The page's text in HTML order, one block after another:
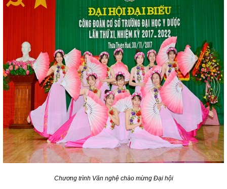
Chương trình Văn nghệ chào mừng Đại hội